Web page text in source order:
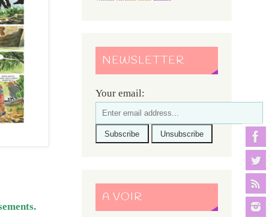
NEWSLETTER
Your email:
A VOIR